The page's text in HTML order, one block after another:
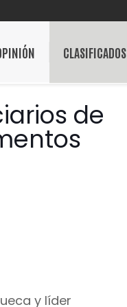
CLASIFICADOS
de
y líder